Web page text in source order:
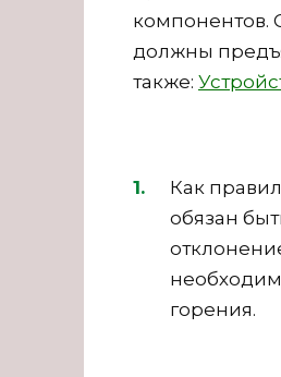
компонентов.
должны
также:
Как
обязан
горения.